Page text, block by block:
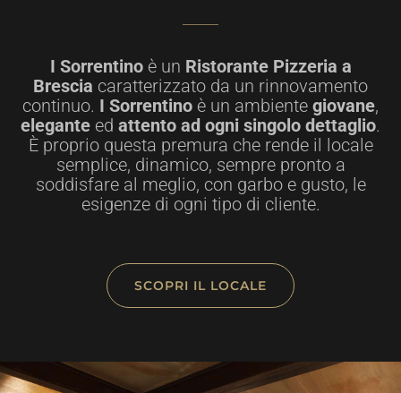
I Sorrentinoè un Ristorante Pizzeria a
Brescia caratterizzato da un rinnovamento
continuo. I Sorrentino è un ambiente giovane,
elegante ed attento ad ogni singolo dettaglio.
È proprio questa premura che rende il locale
semplice, dinamico, sempre pronto a
soddisfare al meglio, con garbo e gusto, le
esigenze di ogni tipo di cliente.
SCOPRI IL LOCALE